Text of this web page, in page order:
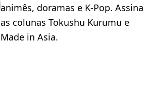
animês, doramas e K-Pop. Assina
as colunas Tokushu Kurumu e
Made in Asia.